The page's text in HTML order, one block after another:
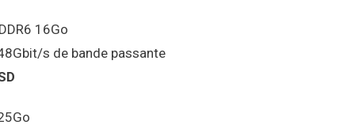
16Go
s de bande passante